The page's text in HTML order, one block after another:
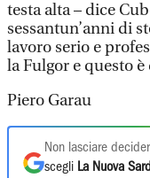
testa alta – dice
sessantun’anni di
lavoro serio e
la Fulgor e questo
Piero Garau
Non lasciare
scegli La Nuova